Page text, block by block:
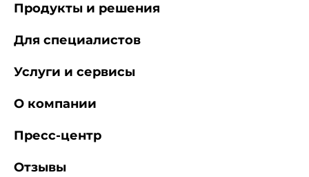
Продукты и решения
Для специалистов
Услуги и сервисы
О компании
Пресс-центр
Отзывы